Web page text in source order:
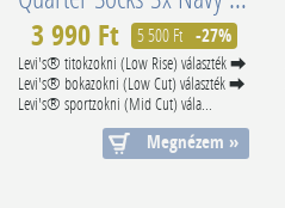
3 990 Ft 5 500 Ft -27%
Levi's® titokzokni (Low Rise) választék ⮕
Levi's® bokazokni (Low Cut) választék ⮕
Levi's® sportzokni (Mid Cut) vála...
Megnézem »